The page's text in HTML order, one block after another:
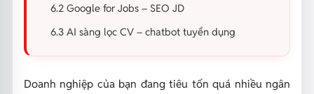
6.2 Google for Jobs – SEO JD
6.3 AI sàng lọc CV – chatbot tuyển dụng
Doanh nghiệp của bạn đang tiêu tốn quá nhiều ngân